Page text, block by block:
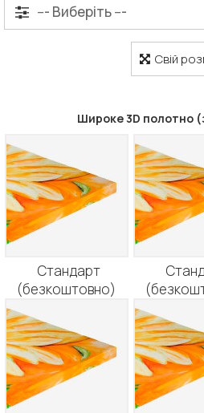
Свій
Широке 3D полотно
Стандарт
(безкоштовно)